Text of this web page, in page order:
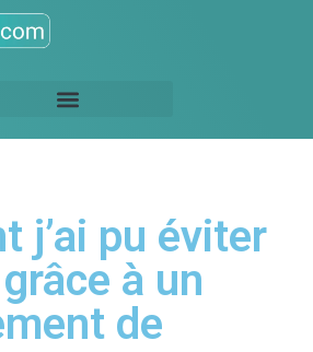
j’ai pu éviter
à un
de